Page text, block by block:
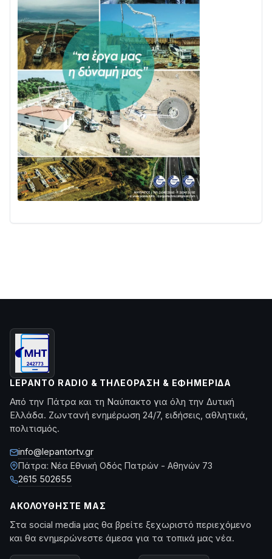
LEPANTO RADIO & ΤΗΛΕΌΡΑΣΗ & ΕΦΗΜΕΡΊΔΑ
Από την Πάτρα και τη Ναύπακτο για όλη την Δυτική
Ελλάδα. Ζωντανή ενημέρωση 24/7, ειδήσεις, αθλητικά,
πολιτισμός.
info@lepantortv.gr
Πάτρα: Νέα Εθνική Οδός Πατρών - Αθηνών 73
2615 502655
ΑΚΟΛΟΥΘΉΣΤΕ ΜΑΣ
Στα social media μας θα βρείτε ξεχωριστό περιεχόμενο
και θα ενημερώνεστε άμεσα για τα τοπικά μας νέα.